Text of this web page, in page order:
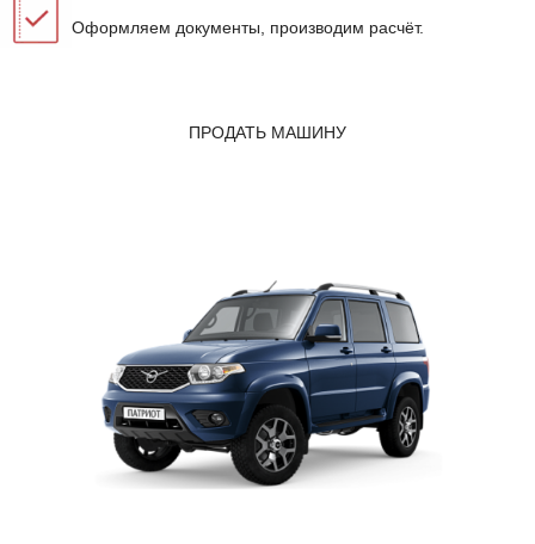
Оформляем документы, производим расчёт.
ПРОДАТЬ МАШИНУ